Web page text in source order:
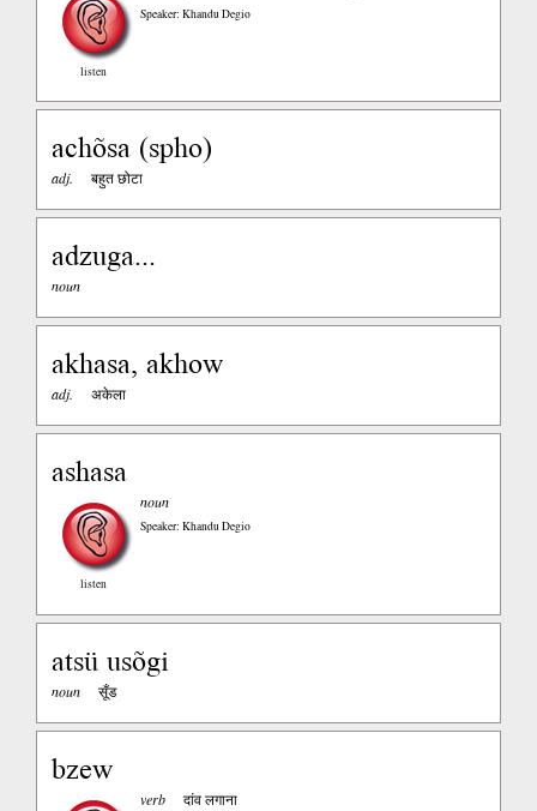
listen
Speaker: Khandu Degio
achõsa (spho)
adj. बहुत छोटा
adzuga...
noun
akhasa, akhow
adj. अकेला
ashasa
listen
noun
Speaker: Khandu Degio
atsü usõgi
noun सूँड
bzew
verb दांव लगाना